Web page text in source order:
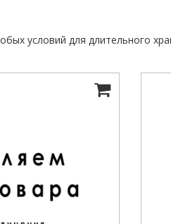
условий для длительного